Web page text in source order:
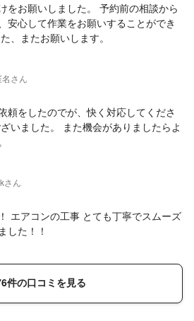
をお願いしました。 予約前の相談から
安心して作業をお願いすることができ
、またお願いします。
さん
頼をしたのでが、快く対応してくださ
いました。 また機会がありましたらよ
さん
エアコンの工事 とても丁寧でスムーズ
した！！
件の口コミを見る